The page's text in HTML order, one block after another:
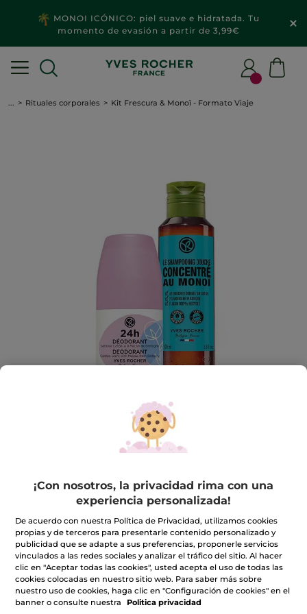
MONOI ICÓNICO: piel suave e hidratada. Tu
momento de evasión a partir de 3,99€
... Rituales corporales Kit Frescura & Monoï - Formato Viaje
Kit Frescura & Monoï - Formato Viaje
Protege, limpia y perfuma a diario
★★★★★
★★★★★
No
valoraciones
de
Kit
Frescura
Monoï
-
INCLUIR UNA RESEÑA
-30% 8,99€ 12,89€
Cantidad
¡Con nosotros, la privacidad rima con una
experiencia personalizada!
De acuerdo con nuestra Política de Privacidad, utilizamos cookies
propias y de terceros para presentarle contenido personalizado y
publicidad que se adapte a sus preferencias, proponerle servicios
vinculados a las redes sociales y analizar el tráfico del sitio. Al hacer
clic en "Aceptar todas las cookies", usted acepta el uso de todas las
cookies colocadas en nuestro sitio web. Para saber más sobre
nuestro uso de cookies, haga clic en "Configuración de cookies" en el
banner o consulte nuestra
Politica privacidad